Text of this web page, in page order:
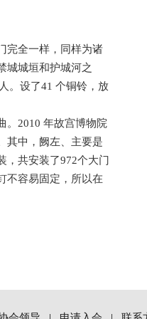
完全一样，同样为诸
城城垣和护城河之
。设了41 个铜铃，放
。2010 年故宫博物院
其中，阙左、主要是
，共安装了972个大门
不容易固定，所以在